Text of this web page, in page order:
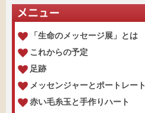
「生命のメッセージ展」とは
これからの予定
足跡
メッセンジャーとポートレート
赤い毛糸玉と手作りハート